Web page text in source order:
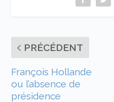
PRÉCÉDENT
François Hollande
ou l’absence de
présidence